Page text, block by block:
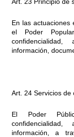
En las actuaciones
el Poder
información,
Art. 24 Servicios de
El Poder
información, a